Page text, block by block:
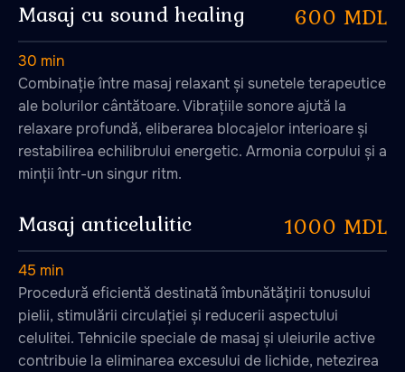
Masaj cu sound healing 600 MDL
30 min
Combinație între masaj relaxant și sunetele terapeutice
ale bolurilor cântătoare. Vibrațiile sonore ajută la
relaxare profundă, eliberarea blocajelor interioare și
restabilirea echilibrului energetic. Armonia corpului și a
minții într-un singur ritm.
Masaj anticelulitic 1000 MDL
45 min
Procedură eficientă destinată îmbunătățirii tonusului
pielii, stimulării circulației și reducerii aspectului
celulitei. Tehnicile speciale de masaj și uleiurile active
contribuie la eliminarea excesului de lichide, netezirea